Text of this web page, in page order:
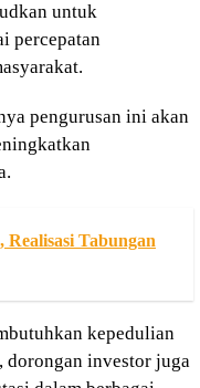
untuk
percepatan
pengurusan ini akan
Realisasi Tabungan
kepedulian
dorongan investor juga